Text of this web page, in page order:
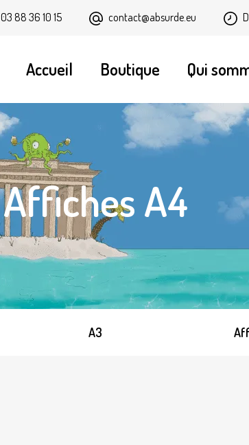
03 88 36 10 15 contact@absurde.eu
Accueil Boutique Qui
Affiches A4
A3